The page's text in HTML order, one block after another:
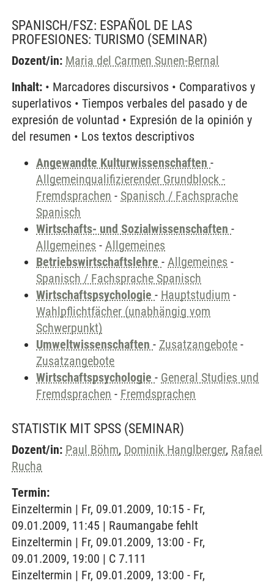
SPANISCH/FSZ: ESPAÑOL DE LAS
PROFESIONES: TURISMO (SEMINAR)
Dozent/in: Maria del Carmen Sunen-Bernal
Inhalt: • Marcadores discursivos • Comparativos y
superlativos • Tiempos verbales del pasado y de
expresión de voluntad • Expresión de la opinión y
del resumen • Los textos descriptivos
Angewandte Kulturwissenschaften -
Allgemeinqualifizierender Grundblock -
Fremdsprachen - Spanisch / Fachsprache
Spanisch
Wirtschafts- und Sozialwissenschaften -
Allgemeines - Allgemeines
Betriebswirtschaftslehre - Allgemeines -
Spanisch / Fachsprache Spanisch
Wirtschaftspsychologie - Hauptstudium -
Wahlpflichtfächer (unabhängig vom
Schwerpunkt)
Umweltwissenschaften - Zusatzangebote -
Zusatzangebote
Wirtschaftspsychologie - General Studies und
Fremdsprachen - Fremdsprachen
STATISTIK MIT SPSS (SEMINAR)
Dozent/in: Paul Böhm, Dominik Hanglberger, Rafael
Rucha
Termin:
Einzeltermin | Fr, 09.01.2009, 10:15 - Fr,
09.01.2009, 11:45 | Raumangabe fehlt
Einzeltermin | Fr, 09.01.2009, 13:00 - Fr,
09.01.2009, 19:00 | C 7.111
Einzeltermin | Fr, 09.01.2009, 13:00 - Fr,